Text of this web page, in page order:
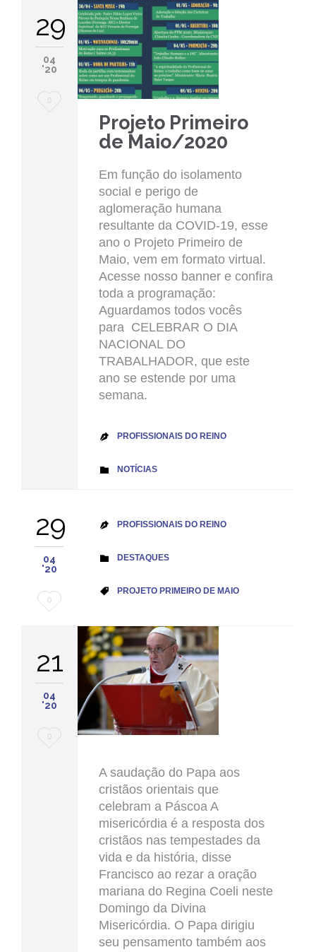
29
04
'20
Love
0
Projeto Primeiro
de Maio/2020
Em função do isolamento
social e perigo de
aglomeração humana
resultante da COVID-19, esse
ano o Projeto Primeiro de
Maio, vem em formato virtual.
Acesse nosso banner e confira
toda a programação:
Aguardamos todos vocês
para CELEBRAR O DIA
NACIONAL DO
TRABALHADOR, que este
ano se estende por uma
semana.
 PROFISSIONAIS DO REINO
 CATEGORY
NOTÍCIAS
29
04
'20
Love
0
 PROFISSIONAIS DO REINO
 CATEGORY
DESTAQUES
 CATEGORY
PROJETO PRIMEIRO DE MAIO
21
04
'20
Love
0
A saudação do Papa aos
cristãos orientais que
celebram a Páscoa A
misericórdia é a resposta dos
cristãos nas tempestades da
vida e da história, disse
Francisco ao rezar a oração
mariana do Regina Coeli neste
Domingo da Divina
Misericórdia. O Papa dirigiu
seu pensamento também aos